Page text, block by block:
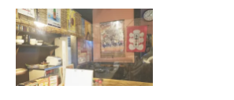
メディア取材受付口はこちら
北海道最強のビジネス課題解決コミュ